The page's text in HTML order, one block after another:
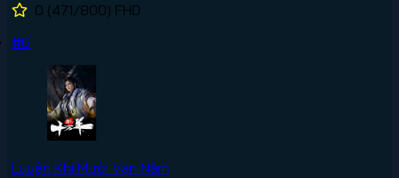
0 (471/800) FHD
#6
Luyện Khí Mười Vạn Năm